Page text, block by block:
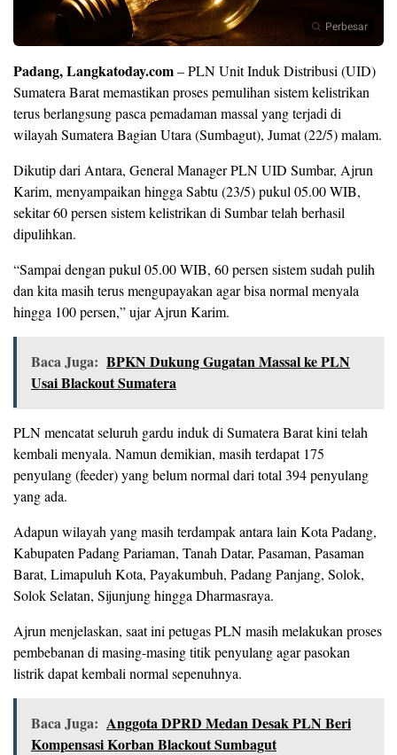
Perbesar
Padang, Langkatoday.com– PLN Unit Induk Distribusi (UID)
Sumatera Barat memastikan proses pemulihan sistem kelistrikan
terus berlangsung pasca pemadaman massal yang terjadi di
wilayah Sumatera Bagian Utara (Sumbagut), Jumat (22/5) malam.
Dikutip dari Antara, General Manager PLN UID Sumbar, Ajrun
Karim, menyampaikan hingga Sabtu (23/5) pukul 05.00 WIB,
sekitar 60 persen sistem kelistrikan di Sumbar telah berhasil
dipulihkan.
“Sampai dengan pukul 05.00 WIB, 60 persen sistem sudah pulih
dan kita masih terus mengupayakan agar bisa normal menyala
hingga 100 persen,” ujar Ajrun Karim.
Baca Juga: BPKN Dukung Gugatan Massal ke PLN
Usai Blackout Sumatera
PLN mencatat seluruh gardu induk di Sumatera Barat kini telah
kembali menyala. Namun demikian, masih terdapat 175
penyulang (feeder) yang belum normal dari total 394 penyulang
yang ada.
Adapun wilayah yang masih terdampak antara lain Kota Padang,
Kabupaten Padang Pariaman, Tanah Datar, Pasaman, Pasaman
Barat, Limapuluh Kota, Payakumbuh, Padang Panjang, Solok,
Solok Selatan, Sijunjung hingga Dharmasraya.
Ajrun menjelaskan, saat ini petugas PLN masih melakukan proses
pembebanan di masing-masing titik penyulang agar pasokan
listrik dapat kembali normal sepenuhnya.
Baca Juga: Anggota DPRD Medan Desak PLN Beri
Kompensasi Korban Blackout Sumbagut